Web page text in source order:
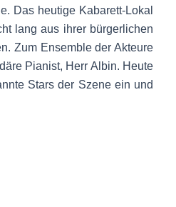
Das heutige Kabarett-Lokal
lang aus ihrer bürgerlichen
Zum Ensemble der Akteure
Pianist, Herr Albin. Heute
Stars der Szene ein und